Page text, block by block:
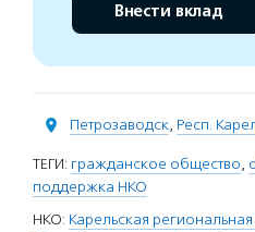
Внести вклад
Петрозаводск, Респ.
ТЕГИ: гражданское общество,
поддержка НКО
НКО: Карельская